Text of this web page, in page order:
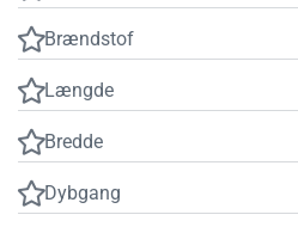
Brændstof
Længde
Bredde
Dybgang